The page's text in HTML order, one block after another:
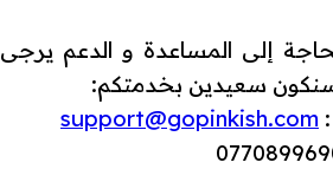
إلى المساعدة و الدعم يرجى
سنكون سعيدين بخدمتكم:
support@gopinkish.com